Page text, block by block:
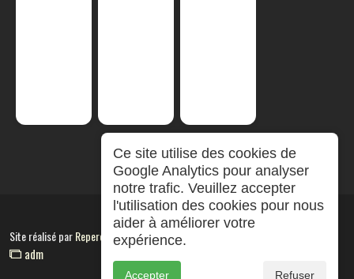
Site réalisé parRepereCom
adm
Ce site utilise des cookies de
Google Analytics pour analyser
notre trafic. Veuillez accepter
l'utilisation des cookies pour nous
aider à améliorer votre
expérience.
Accepter Refuser